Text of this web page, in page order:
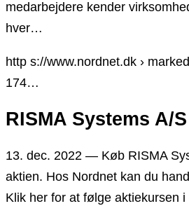
medarbejdere kender
hver…
http s://www.nordnet.dk ›
174…
RISMA Systems A/
13. dec. 2022 — Køb RISMA
aktien. Hos Nordnet kan du
Klik her for at følge aktiekursen i